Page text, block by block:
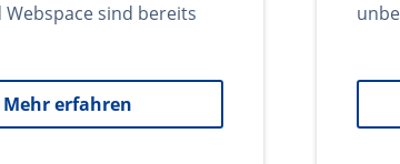
sind bereits
Mehr erfahren